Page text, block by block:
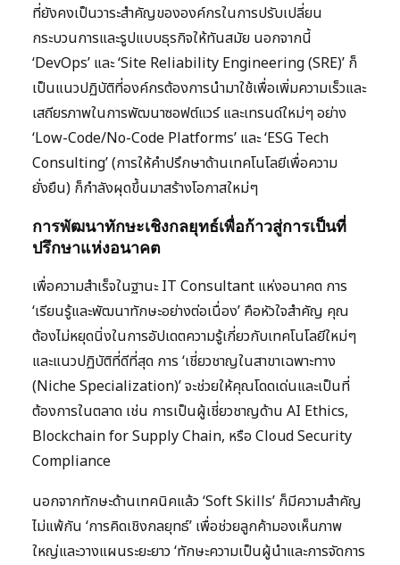
ที่ยังคงเป็นวาระสำคัญขององค์กรในการปรับเปลี่ยน
กระบวนการและรูปแบบธุรกิจให้ทันสมัย นอกจากนี้
‘DevOps’ และ ‘Site Reliability Engineering (SRE)’ ก็
เป็นแนวปฏิบัติที่องค์กรต้องการนำมาใช้เพื่อเพิ่มความเร็วและ
เสถียรภาพในการพัฒนาซอฟต์แวร์ และเทรนด์ใหม่ๆ อย่าง
‘Low-Code/No-Code Platforms’ และ ‘ESG Tech
Consulting’ (การให้คำปรึกษาด้านเทคโนโลยีเพื่อความ
ยั่งยืน) ก็กำลังผุดขึ้นมาสร้างโอกาสใหม่ๆ
การพัฒนาทักษะเชิงกลยุทธ์เพื่อก้าวสู่การเป็นที่
ปรึกษาแห่งอนาคต
เพื่อความสำเร็จในฐานะ IT Consultant แห่งอนาคต การ
‘เรียนรู้และพัฒนาทักษะอย่างต่อเนื่อง’ คือหัวใจสำคัญ คุณ
ต้องไม่หยุดนิ่งในการอัปเดตความรู้เกี่ยวกับเทคโนโลยีใหม่ๆ
และแนวปฏิบัติที่ดีที่สุด การ ‘เชี่ยวชาญในสาขาเฉพาะทาง
(Niche Specialization)’ จะช่วยให้คุณโดดเด่นและเป็นที่
ต้องการในตลาด เช่น การเป็นผู้เชี่ยวชาญด้าน AI Ethics,
Blockchain for Supply Chain, หรือ Cloud Security
Compliance
นอกจากทักษะด้านเทคนิคแล้ว ‘Soft Skills’ ก็มีความสำคัญ
ไม่แพ้กัน ‘การคิดเชิงกลยุทธ์’ เพื่อช่วยลูกค้ามองเห็นภาพ
ใหญ่และวางแผนระยะยาว ‘ทักษะความเป็นผู้นำและการจัดการ